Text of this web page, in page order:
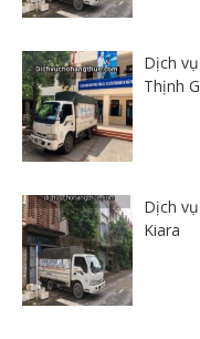
Dịch
Thịnh
Dịch
Kiara